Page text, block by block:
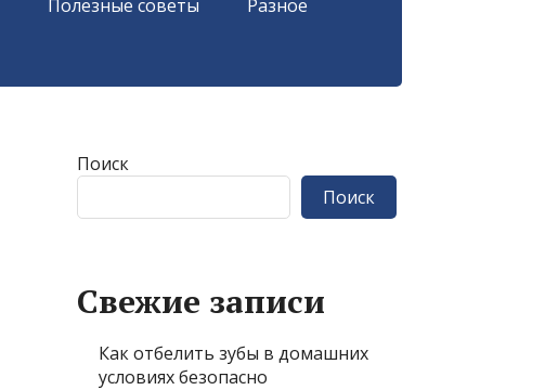
Полезные советы Разное
Поиск
Поиск
Свежие записи
Как отбелить зубы в домашних
условиях безопасно